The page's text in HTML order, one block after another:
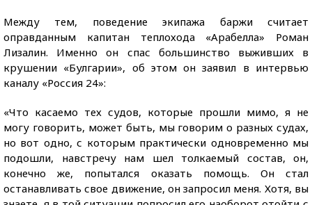
Между тем, поведение экипажа баржи считает
оправданным капитан теплохода «Арабелла» Роман
Лизалин. Именно он спас большинство выживших в
крушении «Булгарии», об этом он заявил в интервью
каналу «Россия 24»:
«Что касаемо тех судов, которые прошли мимо, я не
могу говорить, может быть, мы говорим о разных судах,
но вот одно, с которым практически одновременно мы
подошли, навстречу нам шел толкаемый состав, он,
конечно же, попытался оказать помощь. Он стал
останавливать свое движение, он запросил меня. Хотя, вы